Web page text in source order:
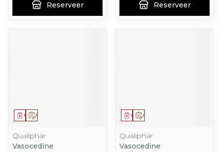
Reserveer Reserveer
Op voorschrift
Geneesmiddel
Qualiphar
Vasocedine
Op voorschrift
Geneesmiddel
Qualiphar
Vasocedine